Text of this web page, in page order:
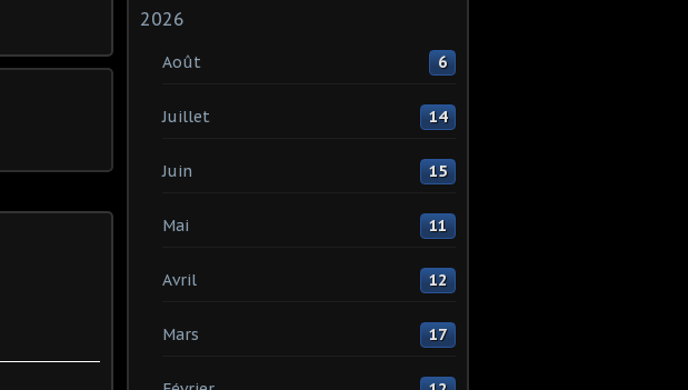
2026
Août 6
Juillet 14
Juin 15
Mai 11
Avril 12
Mars 17